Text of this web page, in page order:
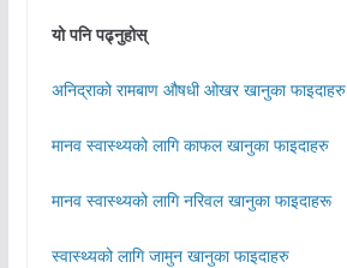
यो पनि पढ्नुहोस्
अनिद्राको रामबाण औषधी ओखर खानुका फाइदाहरु
मानव स्वास्थ्यको लागि काफल खानुका फाइदाहरु
मानव स्वास्थ्यको लागि नरिवल खानुका फाइदाहरू
स्वास्थ्यको लागि जामुन खानुका फाइदाहरु